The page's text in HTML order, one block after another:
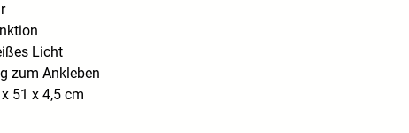
Licht
zum Ankleben
51 x 4,5 cm